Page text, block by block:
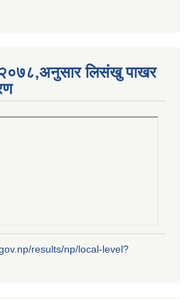
२०७८,अनुसार लिसंखु पाखर
results/np/local-level?